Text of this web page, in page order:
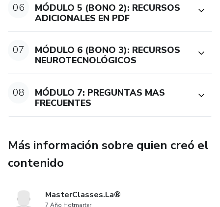
Accederás a estrategias para potenciar aprendizajes en tus
hijos a través de rutinas, canto, baile, actividad física, juego,
entre otros.
Accederás al certificado avalado por Hotmart y Seminarios
Online.
06
MÓDULO 5 (BONO 2): RECURSOS
ADICIONALES EN PDF
07
MÓDULO 6 (BONO 3): RECURSOS
NEUROTECNOLÓGICOS
08
MÓDULO 7: PREGUNTAS MAS
FRECUENTES
Más información sobre quien creó el
contenido
MasterClasses.La®
7 Año Hotmarter